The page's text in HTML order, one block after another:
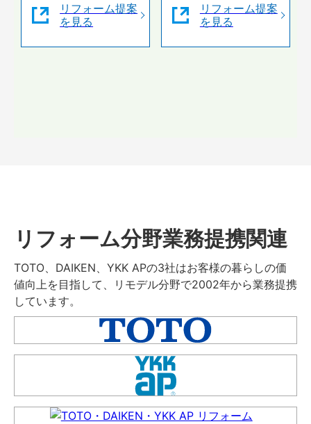
リフォーム提案
を見る
リフォーム提案
を見る
リフォーム分野業務提携関連
TOTO、DAIKEN、YKK APの3社はお客様の暮らしの価
値向上を目指して、リモデル分野で2002年から業務提携
しています。